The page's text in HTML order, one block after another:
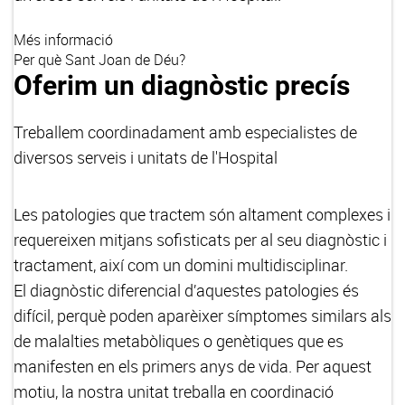
Més informació
Per què Sant Joan de Déu?
Oferim un diagnòstic precís
Treballem coordinadament amb especialistes de
diversos serveis i unitats de l'Hospital
Les patologies que tractem són altament complexes i
requereixen mitjans sofisticats per al seu diagnòstic i
tractament, així com un domini multidisciplinar.
El diagnòstic diferencial d’aquestes patologies és
difícil, perquè poden aparèixer símptomes similars als
de malalties metabòliques o genètiques que es
manifesten en els primers anys de vida. Per aquest
motiu, la nostra unitat treballa en coordinació